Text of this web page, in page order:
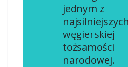
jednym z
węgierskiej
tożsamości
narodowej.